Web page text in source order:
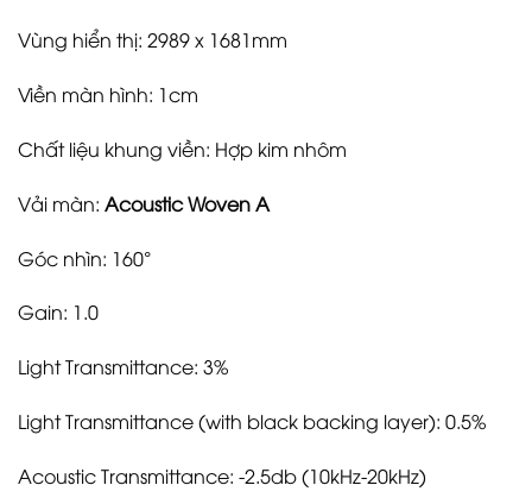
Vùng hiển thị: 2989 x 1681mm
Viền màn hình: 1cm
Chất liệu khung viền: Hợp kim nhôm
Vải màn: Acoustic Woven A
Góc nhìn: 160°
Gain: 1.0
Light Transmittance: 3%
Light Transmittance (with black backing layer): 0.5%
Acoustic Transmittance: -2.5db (10kHz-20kHz)